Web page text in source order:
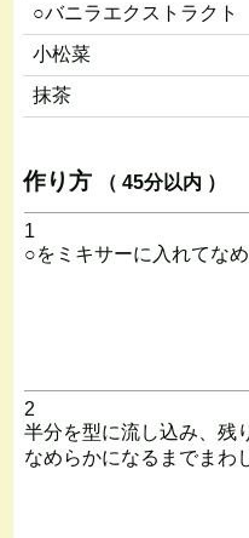
○バニラエクストラクト
小松菜
抹茶
作り方 （ 45分以内 ）
1
○をミキサーに入れてな
2
半分を型に流し込み、残
なめらかになるまでまわ